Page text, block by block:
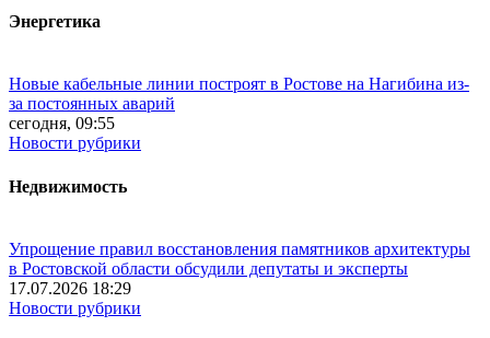
Энергетика
Новые кабельные линии построят в Ростове на Нагибина из-
за постоянных аварий
сегодня, 09:55
Новости рубрики
Недвижимость
Упрощение правил восстановления памятников архитектуры
в Ростовской области обсудили депутаты и эксперты
17.07.2026 18:29
Новости рубрики